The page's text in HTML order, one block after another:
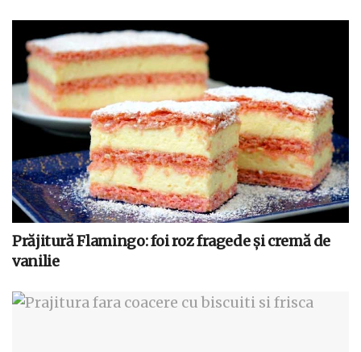
Prăjitură Flamingo: foi roz fragede și cremă de
vanilie